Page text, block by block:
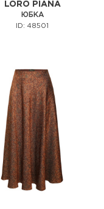
LORO PIANA
ЮБКА
ID: 48501